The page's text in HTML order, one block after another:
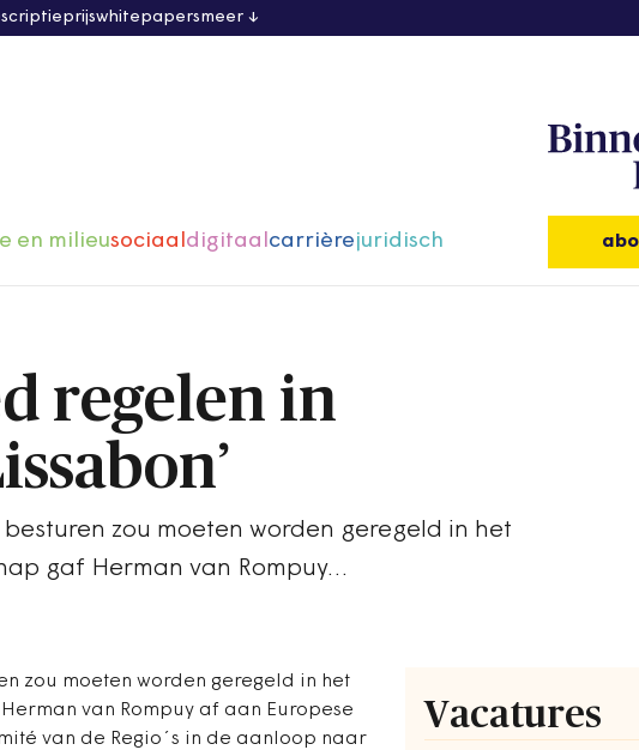
scriptieprijswhitepapersmeer
en milieusociaaldigitaalcarrièrejuridisch
regelen in
zou moeten worden geregeld in het
gaf Herman van Rompuy…
zou moeten worden geregeld in het
van Rompuy af aan Europese
van de Regio´s in de aanloop naar
Vacatures